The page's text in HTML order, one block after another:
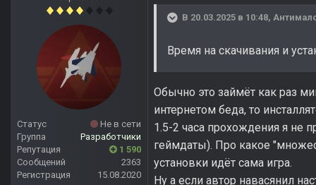
Статус
Не в сети
Группа
Разработчики
Репутация
1 590
Сообщений
2363
Регистрация
15.08.2020
В 20.03.2025 в 10:48,
Время на скачивания и
Обычно это займёт как раз
интернетом беда, то
1.5-2 часа прохождения я не
геймдаты). Про какое
установки идёт сама игра.
Ну а если автор навасянил